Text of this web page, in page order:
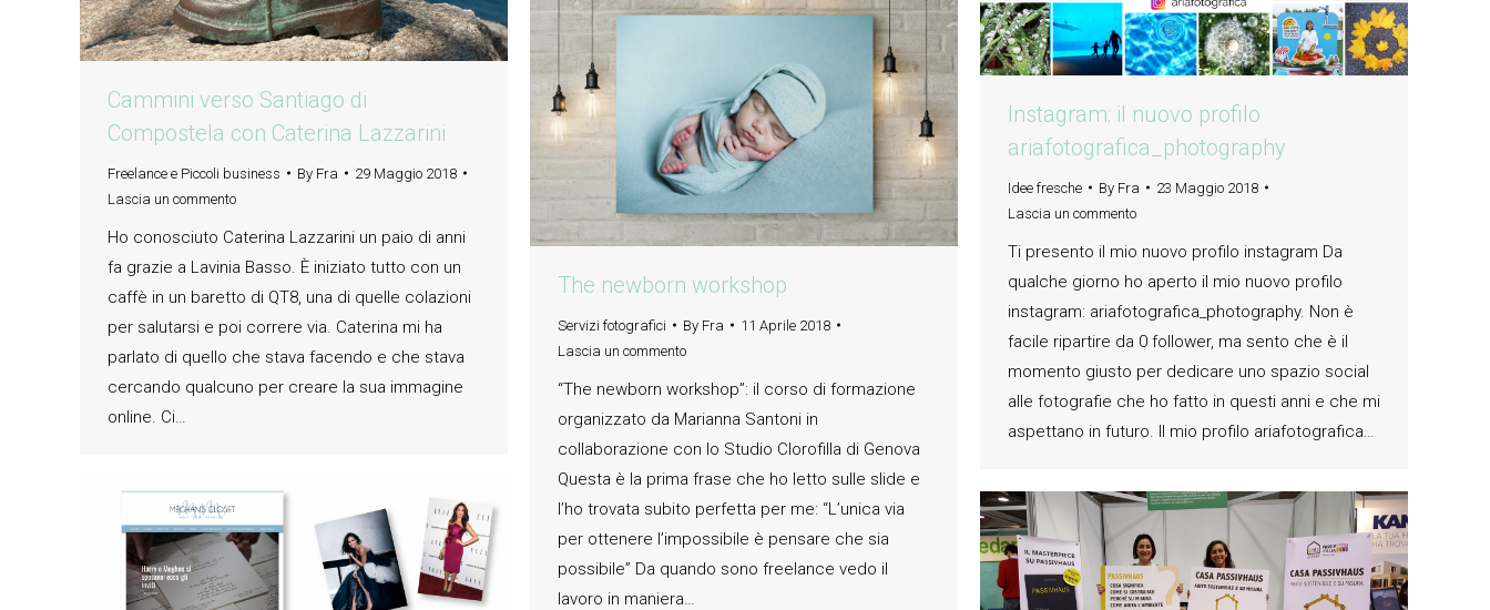
Cammini verso Santiago di
Compostela con Caterina Lazzarini
Freelance e Piccoli business By Fra
29 Maggio 2018
Lascia un commento
Ho conosciuto Caterina Lazzarini un paio di anni
fa grazie a Lavinia Basso. È iniziato tutto con un
caffè in un baretto di QT8, una di quelle colazioni
per salutarsi e poi correre via. Caterina mi ha
parlato di quello che stava facendo e che stava
cercando qualcuno per creare la sua immagine
online. Ci…
Instagram: il nuovo profilo
ariafotografica_photography
Idee fresche By Fra
23 Maggio 2018
Lascia un commento
Ti presento il mio nuovo profilo instagram Da
qualche giorno ho aperto il mio nuovo profilo
instagram: ariafotografica_photography. Non è
facile ripartire da 0 follower, ma sento che è il
momento giusto per dedicare uno spazio social
alle fotografie che ho fatto in questi anni e che mi
aspettano in futuro. Il mio profilo ariafotografica…
The newborn workshop
Servizi fotografici By Fra
11 Aprile 2018
Lascia un commento
“The newborn workshop”: il corso di formazione
organizzato da Marianna Santoni in
collaborazione con lo Studio Clorofilla di Genova
Questa è la prima frase che ho letto sulle slide e
l’ho trovata subito perfetta per me: “L’unica via
per ottenere l’impossibile è pensare che sia
possibile” Da quando sono freelance vedo il
lavoro in maniera…